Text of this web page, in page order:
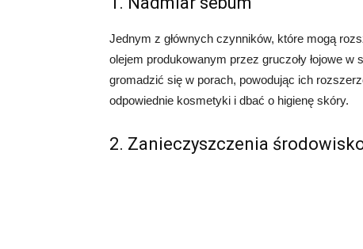
Jednym z głównych czynników, które mogą
olejem produkowanym przez gruczoły łojowe
gromadzić się w porach, powodując ich
odpowiednie kosmetyki i dbać o higienę skóry.
2. Zanieczyszczenia